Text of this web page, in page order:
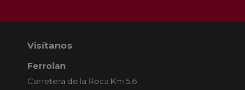
Visítanos
Ferrolan
Carretera de la Roca Km 5,6